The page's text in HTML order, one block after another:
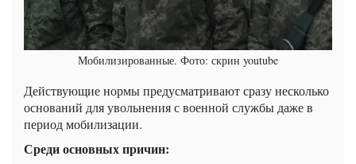
Мобилизированные. Фото: скрин youtube
Действующие нормы предусматривают сразу несколько
оснований для увольнения с военной службы даже в
период мобилизации.
Среди основных причин: